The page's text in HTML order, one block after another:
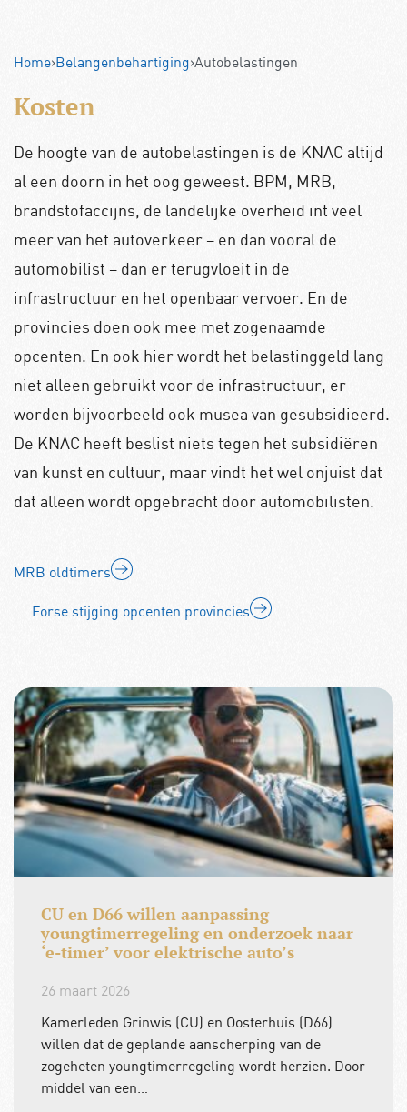
Home›Belangenbehartiging›Autobelastingen
Kosten
De hoogte van de autobelastingen is de KNAC altijd
al een doorn in het oog geweest. BPM, MRB,
brandstofaccijns, de landelijke overheid int veel
meer van het autoverkeer – en dan vooral de
automobilist – dan er terugvloeit in de
infrastructuur en het openbaar vervoer. En de
provincies doen ook mee met zogenaamde
opcenten. En ook hier wordt het belastinggeld lang
niet alleen gebruikt voor de infrastructuur, er
worden bijvoorbeeld ook musea van gesubsidieerd.
De KNAC heeft beslist niets tegen het subsidiëren
van kunst en cultuur, maar vindt het wel onjuist dat
dat alleen wordt opgebracht door automobilisten.
MRB oldtimers
Forse stijging opcenten provincies
CU en D66 willen aanpassing
youngtimerregeling en onderzoek naar
‘e-timer’ voor elektrische auto’s
26 maart 2026
Kamerleden Grinwis (CU) en Oosterhuis (D66)
willen dat de geplande aanscherping van de
zogeheten youngtimerregeling wordt herzien. Door
middel van een…